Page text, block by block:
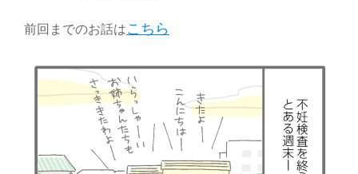
前回までのお話はこちら